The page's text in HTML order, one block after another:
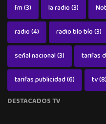
fm(3) la radio(3)
radio(4) radio bío bío(3)
señal nacional(3) tarifas
tarifas publicidad(6) tv
DESTACADOS TV